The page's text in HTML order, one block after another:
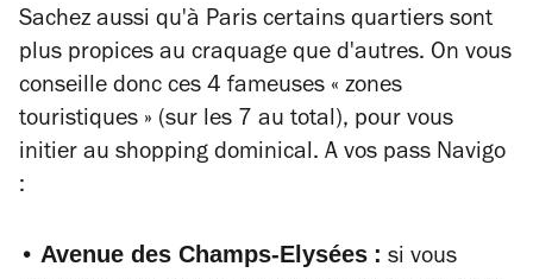
Sachez aussi qu'à Paris certains quartiers sont
plus propices au craquage que d'autres. On vous
conseille donc ces 4 fameuses « zones
touristiques » (sur les 7 au total), pour vous
initier au shopping dominical. A vos pass Navigo
:
• Avenue des Champs-Elysées : si vous